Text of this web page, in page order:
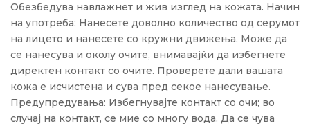
Обезбедува навлажнет и жив изглед на кожата. Начин
на употреба: Нанесете доволно количество од серумот
на лицето и нанесете со кружни движења. Може да
се нанесува и околу очите, внимавајќи да избегнете
директен контакт со очите. Проверете дали вашата
кожа е исчистена и сува пред секое нанесување.
Предупредувања: Избегнувајте контакт со очи; во
случај на контакт, се мие со многу вода. Да се ​​чува